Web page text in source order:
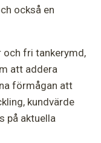
också en
fri tankerymd,
att addera
förmågan att
kundvärde
på aktuella